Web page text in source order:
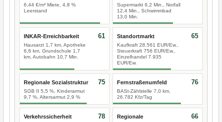
6,44 €/m² Miete, 4,8 %
Leerstand
Supermarkt 6,2 Min., Notfall
12,4 Min., Schwimmbad
13,0 Min.
INKAR-Erreichbarkeit
Hausarzt 1,7 km, Apotheke
6,6 km, Grundschule 1,7
km, Autobahn 10,7 Min.
61 Standortmarkt
Kaufkraft 28.561 EUR/Ew.,
Steuerkraft 756 EUR/Ew.,
Einzelhandel 7.935
EUR/Ew.
65
Regionale Sozialstruktur
SGB II 5,5 %, Kinderarmut
9,7 %, Altersarmut 2,9 %
75 Fernstraßenumfeld
BASt-Zählstelle 7,0 km,
26.782 Kfz/Tag
76
Verkehrssicherheit 78
Regionale
66